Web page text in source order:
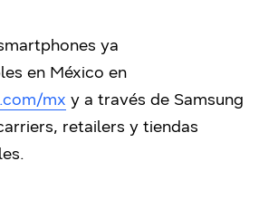
ya
en México en
mx y a través de Samsung
retailers y tiendas